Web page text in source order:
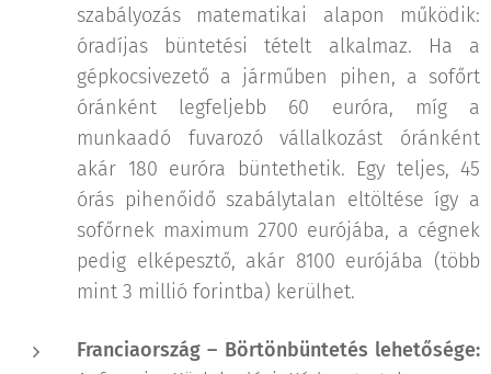
szabályozás matematikai alapon működik:
óradíjas büntetési tételt alkalmaz. Ha a
gépkocsivezető a járműben pihen, a sofőrt
óránként legfeljebb 60 euróra, míg a
munkaadó fuvarozó vállalkozást óránként
akár 180 euróra büntethetik. Egy teljes, 45
órás pihenőidő szabálytalan eltöltése így a
sofőrnek maximum 2700 eurójába, a cégnek
pedig elképesztő, akár 8100 eurójába (több
mint 3 millió forintba) kerülhet.
Franciaország – Börtönbüntetés lehetősége: